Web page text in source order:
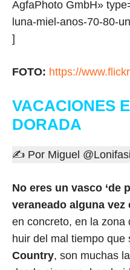
AgfaPhoto GmbH»
luna-miel-anos-70-80-
]
FOTO: https://
VACACIONES
DORADA
✍ Por Miguel
No eres un vasco ‘de
veraneado alguna vez
en concreto, en la zona
huir del mal tiempo que
Country, son muchas